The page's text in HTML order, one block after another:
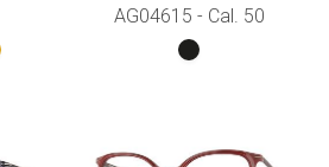
AG04615 - Cal. 50